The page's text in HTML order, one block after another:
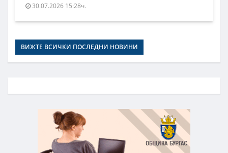
30.07.2026 15:28ч.
ВИЖТЕ ВСИЧКИ ПОСЛЕДНИ НОВИНИ